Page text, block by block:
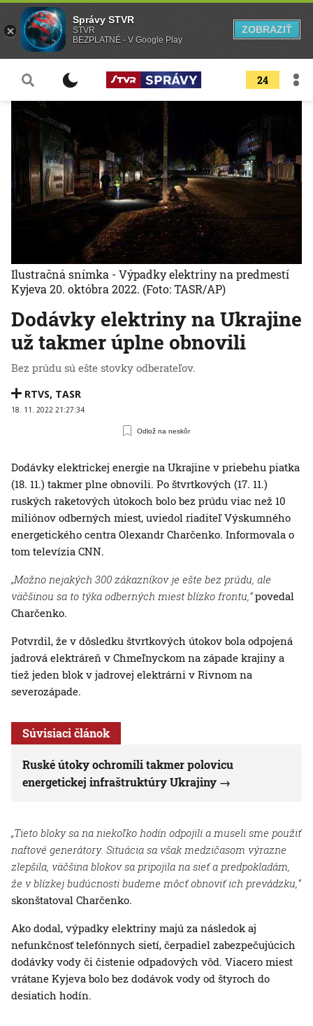
24
Dodávky elektriny na Ukrajine
už takmer úplne obnovili
Bez prúdu sú ešte stovky odberateľov.
RTVS, TASR
18. 11. 2022 21:27:34
Odlož na neskôr
Ilustračná snímka - Výpadky elektriny na predmestí
Kyjeva 20. októbra 2022. (Foto: TASR/AP)
Dodávky elektrickej energie na Ukrajine v priebehu piatka
(18. 11.) takmer plne obnovili. Po štvrtkových (17. 11.)
ruských raketových útokoch bolo bez prúdu viac než 10
miliónov odberných miest, uviedol riaditeľ Výskumného
energetického centra Olexandr Charčenko. Informovala o
tom televízia CNN.
„Možno nejakých 300 zákazníkov je ešte bez prúdu, ale
väčšinou sa to týka odberných miest blízko frontu,“povedal
Charčenko.
Potvrdil, že v dôsledku štvrtkových útokov bola odpojená
jadrová elektráreň v Chmeľnyckom na západe krajiny a
tiež jeden blok v jadrovej elektrárni v Rivnom na
severozápade.
Súvisiaci článok
Ruské útoky ochromili takmer polovicu
energetickej infraštruktúry Ukrajiny
„Tieto bloky sa na niekoľko hodín odpojili a museli sme použiť
naftové generátory. Situácia sa však medzičasom výrazne
zlepšila, väčšina blokov sa pripojila na sieť a predpokladám,
že v blízkej budúcnosti budeme môcť obnoviť ich prevádzku,“
skonštatoval Charčenko.
Ako dodal, výpadky elektriny majú za následok aj
nefunkčnosť telefónnych sietí, čerpadiel zabezpečujúcich
dodávky vody či čistenie odpadových vôd. Viacero miest
vrátane Kyjeva bolo bez dodávok vody od štyroch do
desiatich hodín.
Správy STVR
STVR
BEZPLATNÉ - V Google Play
ZOBRAZIŤ